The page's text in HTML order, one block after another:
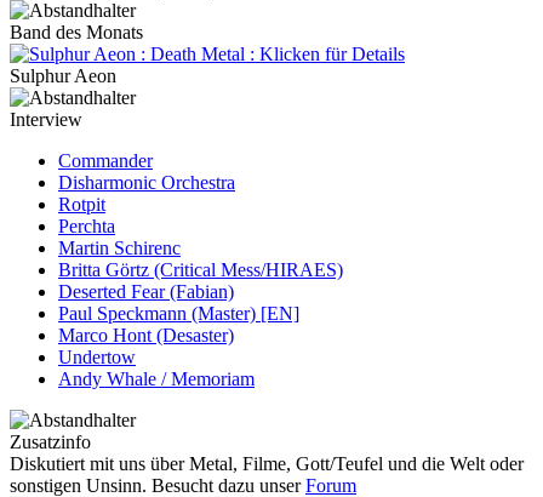
Band des Monats
Sulphur Aeon
Interview
Commander
Disharmonic Orchestra
Rotpit
Perchta
Martin Schirenc
Britta Görtz (Critical Mess/HIRAES)
Deserted Fear (Fabian)
Paul Speckmann (Master) [EN]
Marco Hont (Desaster)
Undertow
Andy Whale / Memoriam
Zusatzinfo
Diskutiert mit uns über Metal, Filme, Gott/Teufel und die Welt oder
sonstigen Unsinn. Besucht dazu unserForum